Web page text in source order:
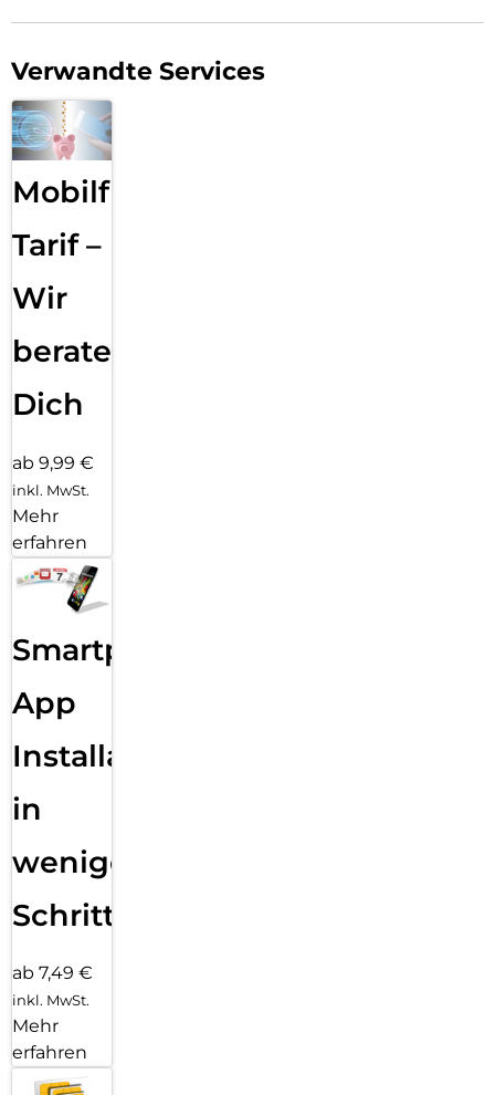
Verwandte Services
Mobilfunk
Tarif –
Wir
beraten
Dich
ab 9,99 €
inkl. MwSt.
Mehr
erfahren
Smartphone
App
Installation
in
wenigen
Schritten
ab 7,49 €
inkl. MwSt.
Mehr
erfahren